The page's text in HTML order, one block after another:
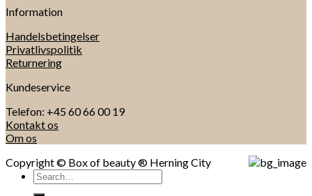
Information
Handelsbetingelser
Privatlivspolitik
Returnering
Kundeservice
Telefon: +45 60 66 00 19
Kontakt os
Om os
Copyright © Box of beauty ® Herning City
Search
for: